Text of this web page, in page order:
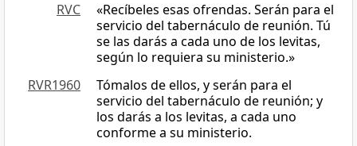
RVC
«Recíbeles esas ofrendas. Serán para el
servicio del tabernáculo de reunión. Tú
se las darás a cada uno de los levitas,
según lo requiera su ministerio.»
RVR1960
Tómalos de ellos, y serán para el
servicio del tabernáculo de reunión; y
los darás a los levitas, a cada uno
conforme a su ministerio.